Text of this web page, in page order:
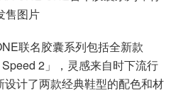
联名胶囊系列包括全新款
Speed 2」，灵感来自时下流行
计了两款经典鞋型的配色和材